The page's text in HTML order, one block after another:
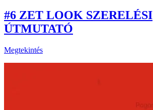
#6 ZET LOOK SZERELÉSI
ÚTMUTATÓ
Megtekintés